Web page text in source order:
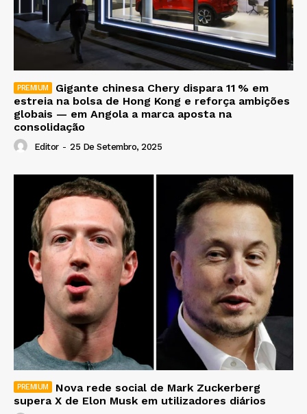
Gigante chinesa Chery dispara 11 % em
estreia na bolsa de Hong Kong e reforça ambições
globais — em Angola a marca aposta na
consolidação
Editor - 25 De Setembro, 2025
Nova rede social de Mark Zuckerberg
supera X de Elon Musk em utilizadores diários